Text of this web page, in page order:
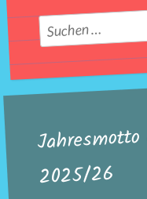
Suchen
nach:
2025/26